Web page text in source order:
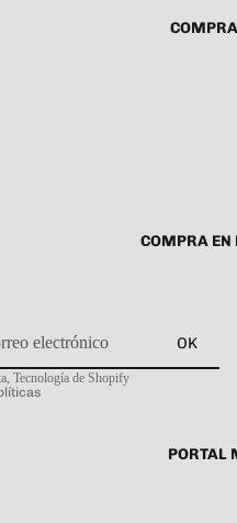
SET DE
COMPRA EN
PORTAL
OK
Tecnología de Shopify